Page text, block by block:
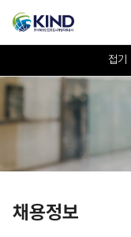
접기
채용정보